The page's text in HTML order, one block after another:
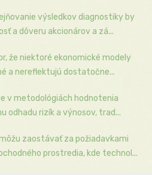
výsledkov diagnostiky by
a dôveru akcionárov a zá...
že niektoré ekonomické modely
a nereflektujú dostatočne...
v metodológiách hodnotenia
odhadu rizík a výnosov, trad...
zaostávať za požiadavkami
prostredia, kde technol...